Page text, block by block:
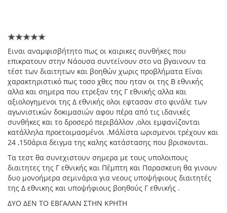
Eιναι αναμφισβήτητο πως οι καιρικες συνθήκες που
επικρατουν στην Νάουσα συντείνουν στο να βγαινουν τα
τέστ των διαιτητων και βοηθών χωρις προβλήματα Είναι
χαρακτηριστικό πως τοσο χθες που ηταν οι της Β εθνικής
αλλα και σημερα που ετρεξαν της Γ εθνικής αλλα και
αξιολογημενοι της Δ εθνικής ολοι εφτασαν στο φινάλε των
αγωνιστικών δοκιμασιών αφου πέρα από τις ιδανικές
συνθήκες και το δροσερό περιβάλλον ,ολοι εμφανίζονται
κατάλληλα προετοιμασμένοι .Μάλίστα ωρισμενοι τρέχουν και
24 ,150άρια δειγμα της καλης κατάστασης που βρισκονται.
Τα τεστ θα συνεχιστουν σημερα με τους υπολοιπους
διαιτητες της Γ εθνικής και Πέμπτη και Παρασκευη θα γινουν
δυο μονοήμερα σεμινάρια για νεους υποψήφιους διαιτητές
της Δ εθνικης και υποψήφιους βοηθούς Γ εθνικής .
ΔΥΟ ΔΕΝ ΤΟ ΕΒΓΑΛΑΝ ΣΤΗΝ ΚΡΗΤΗ